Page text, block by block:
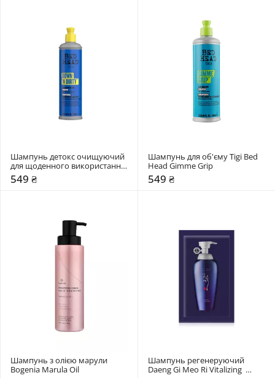
Шампунь детокс очищуючий
для щоденного використання
Tigi Bed Head Down 'N Dirty
Shampoo
549 ₴
Шампунь для об'єму Tigi Bed
Head Gimme Grip
549 ₴
Шампунь з олією марули
Bogenia Marula Oil
Шампунь регенеруючий
Daeng Gi Meo Ri Vitalizing